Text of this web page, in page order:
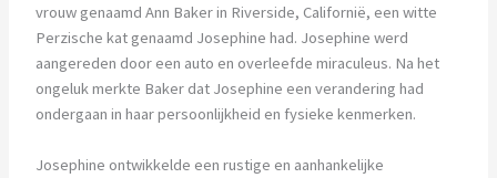
vrouw genaamd Ann Baker in Riverside, Californië, een witte
Perzische kat genaamd Josephine had. Josephine werd
aangereden door een auto en overleefde miraculeus. Na het
ongeluk merkte Baker dat Josephine een verandering had
ondergaan in haar persoonlijkheid en fysieke kenmerken.
Josephine ontwikkelde een rustige en aanhankelijke